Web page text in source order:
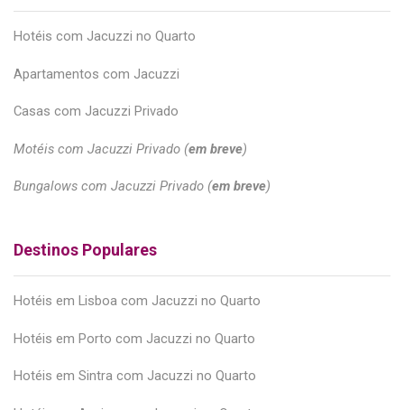
Hotéis com Jacuzzi no Quarto
Apartamentos com Jacuzzi
Casas com Jacuzzi Privado
Motéis com Jacuzzi Privado (em breve)
Bungalows com Jacuzzi Privado (em breve)
Destinos Populares
Hotéis em Lisboa com Jacuzzi no Quarto
Hotéis em Porto com Jacuzzi no Quarto
Hotéis em Sintra com Jacuzzi no Quarto